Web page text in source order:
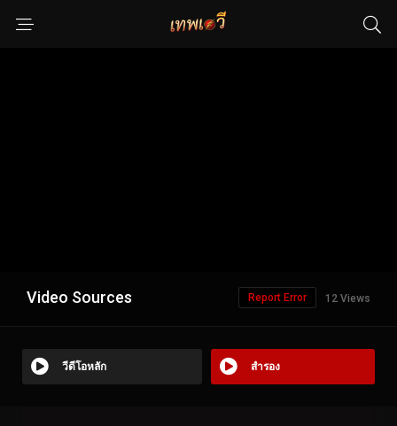
Video Sources 12 Views
Report Error
วีดีโอหลัก สำรอง